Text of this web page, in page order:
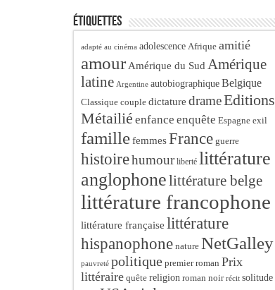
Étiquettes
adapté au cinéma adolescence Afrique amitié
amour Amérique du Sud Amérique
latine Argentine autobiographique Belgique
Classique couple dictature drameEditions
Métailié enfance enquête Espagne exil
famille femmes France guerre
histoirehumour liberté littérature
anglophonelittérature belge
littérature francophone
littérature française littérature
hispanophone nature NetGalley
pauvreté politique premier roman Prix
littéraire quête religion roman noir récit solitude